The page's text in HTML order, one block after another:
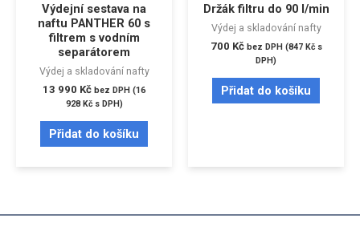
Výdejní sestava na
naftu PANTHER 60 s
filtrem s vodním
separátorem
Výdej a skladování nafty
13 990 Kč bez DPH (16
928 Kčs DPH)
Přidat do košíku
Držák filtru do 90 l/min
Výdej a skladování nafty
700 Kč bez DPH (847 Kčs
DPH)
Přidat do košíku